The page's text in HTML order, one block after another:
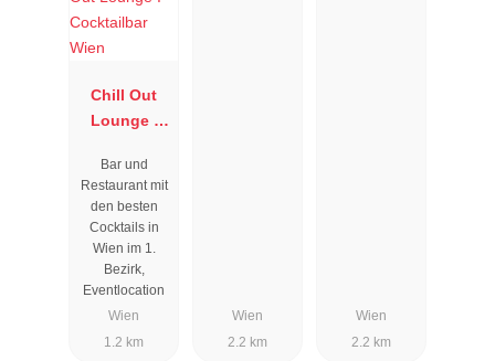
Chill Out
Lounge I
Wien
Bar und
Restaurant mit
den besten
Cocktails in
Wien im 1.
Bezirk,
Eventlocation
Wien
1.2 km
Wien
2.2 km
Wien
2.2 km